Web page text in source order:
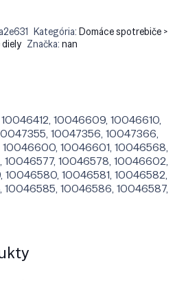
Kategória:Domáce spotrebiče >
Značka:nan
10046412, 10046609, 10046610,
10047356, 10047366,
10046601, 10046568,
10046578, 10046602,
10046581, 10046582,
10046586, 10046587,